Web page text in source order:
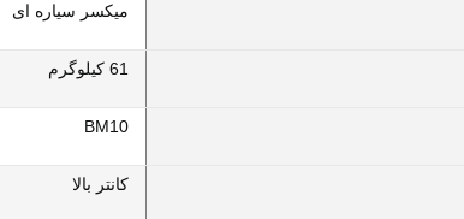
میکسر سیاره ای
61 کیلوگرم
BM10
کانتر بالا